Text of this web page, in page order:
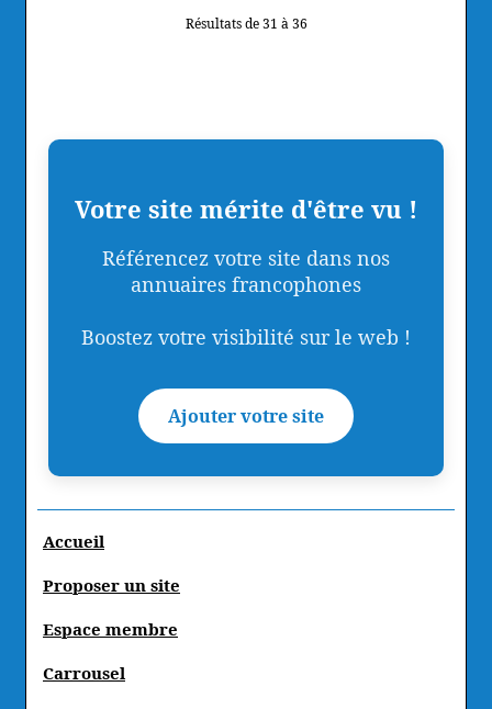
Résultats de 31 à 36
Votre site mérite d'être vu !
Référencez votre site dans nos
annuaires francophones
Boostez votre visibilité sur le web !
Ajouter votre site
Accueil
Proposer un site
Espace membre
Carrousel